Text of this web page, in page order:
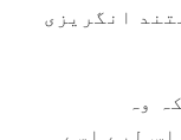
انگریزی
وہ
لیے اسے